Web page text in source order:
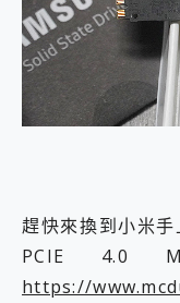
趕快來換到小米手
PCIE 4.0
https://